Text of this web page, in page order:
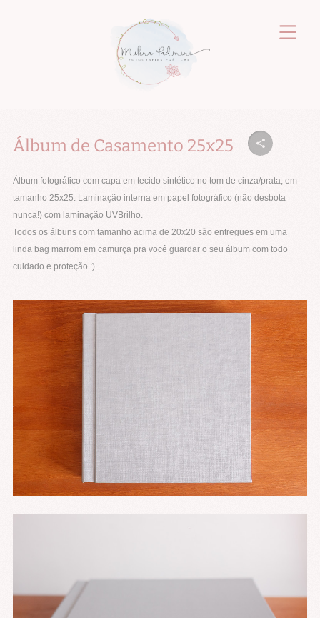
Álbum de Casamento 25x25
Álbum fotográfico com capa em tecido sintético no tom de cinza/prata, em
tamanho 25x25. Laminação interna em papel fotográfico (não desbota
nunca!) com laminação UVBrilho.
Todos os álbuns com tamanho acima de 20x20 são entregues em uma
linda bag marrom em camurça pra você guardar o seu álbum com todo
cuidado e proteção :)